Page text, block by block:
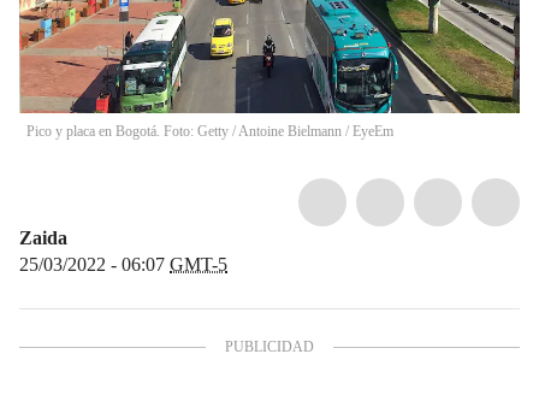
Pico y placa en Bogotá. Foto: Getty /Antoine Bielmann / EyeEm
Zaida
25/03/2022 - 06:07 GMT-5